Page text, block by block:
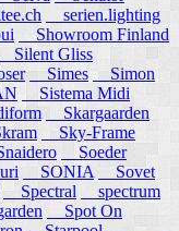
serien.lighting
Showroom Finland
Silent Gliss
Simes Simon
Sistema Midi
Skargaarden
Sky-Frame
Soeder
SONIA
Sovet
Spectral
spectrum
Spot On